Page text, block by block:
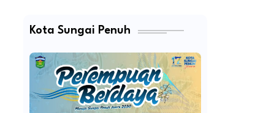
Kota Sungai Penuh